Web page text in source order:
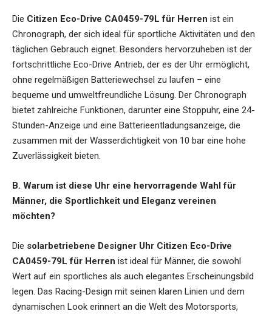
Die Citizen Eco-Drive CA0459-79L für Herren ist ein
Chronograph, der sich ideal für sportliche Aktivitäten und den
täglichen Gebrauch eignet. Besonders hervorzuheben ist der
fortschrittliche Eco-Drive Antrieb, der es der Uhr ermöglicht,
ohne regelmäßigen Batteriewechsel zu laufen – eine
bequeme und umweltfreundliche Lösung. Der Chronograph
bietet zahlreiche Funktionen, darunter eine Stoppuhr, eine 24-
Stunden-Anzeige und eine Batterieentladungsanzeige, die
zusammen mit der Wasserdichtigkeit von 10 bar eine hohe
Zuverlässigkeit bieten.
B. Warum ist diese Uhr eine hervorragende Wahl für
Männer, die Sportlichkeit und Eleganz vereinen
möchten?
Die solarbetriebene Designer Uhr Citizen Eco-Drive
CA0459-79L für Herren ist ideal für Männer, die sowohl
Wert auf ein sportliches als auch elegantes Erscheinungsbild
legen. Das Racing-Design mit seinen klaren Linien und dem
dynamischen Look erinnert an die Welt des Motorsports,